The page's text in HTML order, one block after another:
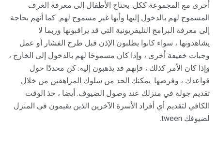
أخرى مع المجموعة ككل. يحتاج الأطفال إلى معرفة الغرف
المسموح لهم بالدخول إليها وأيها غير مسموح لهم. كما أنهم بحاجة
إلى معرفة البرامج التليفزيونية التي قد يراقبونها وربما لا
يشاهدونها ، سواء كانوا يطلبون الإذن قبل طرح الفشار أو عمل
وجبات خفيفة أخرى ، وإذا كان مسموحًا لهم بالدخول إلى الخارج ،
وإذا كان الأمر كذلك ، فإنهم قد يذهبون إليه. كن محددًا حول
قواعدك ، وفرضها. يمكنك الحد من سلوك المراهقين من خلال
تقديم جولة في منزلك عند وصول الضيوف. أيضا ، خذ الوقت
الكافي لتقديم أي أفراد الأسرة الآخرين الذين يقيمون في المنزل
لضيوفك tween.